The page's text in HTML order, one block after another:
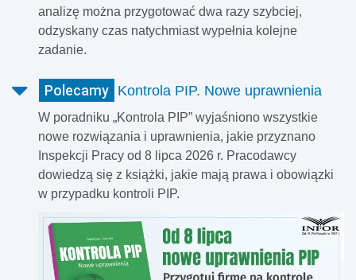
analizę można przygotować dwa razy szybciej,
odzyskany czas natychmiast wypełnia kolejne
zadanie.
Polecamy Kontrola PIP. Nowe uprawnienia
W poradniku „Kontrola PIP” wyjaśniono wszystkie
nowe rozwiązania i uprawnienia, jakie przyznano
Inspekcji Pracy od 8 lipca 2026 r. Pracodawcy
dowiedzą się z książki, jakie mają prawa i obowiązki
w przypadku kontroli PIP.